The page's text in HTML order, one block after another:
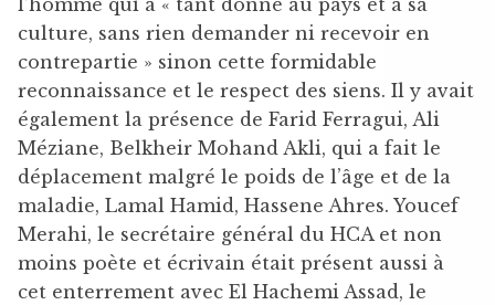
culture, sans rien demander ni recevoir en
contrepartie » sinon cette formidable
reconnaissance et le respect des siens. Il y avait
également la présence de Farid Ferragui, Ali
Méziane, Belkheir Mohand Akli, qui a fait le
déplacement malgré le poids de l’âge et de la
maladie, Lamal Hamid, Hassene Ahres. Youcef
Merahi, le secrétaire général du HCA et non
moins poète et écrivain était présent aussi à
cet enterrement avec El Hachemi Assad, le